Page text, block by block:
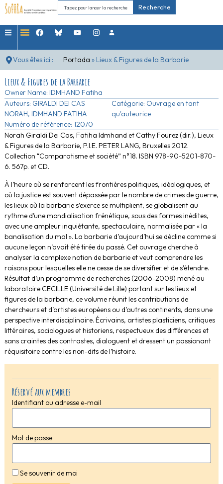
Recherche
Vous êtes ici : Portada » Lieux & Figures de la Barbarie
Réservé aux membres
Identifiant ou adresse e-mail
Mot de passe
Se souvenir de moi
Lieux & Figures de la Barbarie
Owner Name: IDMHAND Fatiha
Auteurs: GIRALDI DEI CAS
NORAH, IDMHAND FATIHA
Numéro de référence: 12070
Catégorie: Ouvrage en tant
qu'auteurice
Norah Giraldi Dei Cas, Fatiha Idmhand et Cathy Fourez (dir.), Lieux
& Figures de la Barbarie, P.I.E. PETER LANG, Bruxelles 2012.
Collection “Comparatisme et société” n°18. ISBN 978-90-5201-870-
6. 567p. et CD.
À l’heure où se renforcent les frontières politiques, idéologiques, et
où la justice est souvent dépassée par le nombre de crimes de guerre,
les lieux où la barbarie s’exerce se multiplient, se globalisent au
rythme d’une mondialisation frénétique, sous des formes inédites,
avec une ampleur inquiétante, spectaculaire, normalisée par « la
banalisation du mal ». La barbarie d’aujourd’hui se décline comme si
aucune leçon n’avait été tirée du passé. Cet ouvrage cherche à
analyser la complexe notion de barbarie et veut comprendre les
raisons pour lesquelles elle ne cesse de se diversifier et de s’étendre.
Résultat d’un programme de recherches (2006-2008) mené au
laboratoire CECILLE (Université de Lille) portant sur les lieux et
figures de la barbarie, ce volume réunit les contributions de
chercheurs et d’artistes européens ou d’autres continents, dans une
perspective interdisciplinaire. Écrivains, artistes plasticiens, critiques
littéraires, sociologues et historiens, respectueux des différences et
sans craintes des contrastes, dialoguent et dressent un passionant
réquisitoire contre les non-dits de l’histoire.